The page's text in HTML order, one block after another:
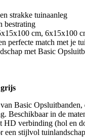
strakke tuinaanleg
bestrating
cm, 6x15x100
perfecte match met je
met Basic
Basic
Beschikbaar in de
HD verbinding (hol en
een stijlvol